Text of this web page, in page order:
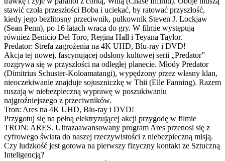
stawić czoła przeszłości Boba i uciekać, by ratować przyszłość,
kiedy jego bezlitosny przeciwnik, pułkownik Steven J. Lockjaw
(Sean Penn), po 16 latach wraca do gry. W filmie występują
również Benicio Del Toro, Regina Hall i Teyana Taylor.
Predator: Strefa zagrożenia na 4K UHD, Blu-ray i DVD!
Akcja tej nowej, fascynującej odsłony kultowej serii „Predator”
rozgrywa się w przyszłości na odległej planecie. Młody Predator
(Dimitrius Schuster-Koloamatangi), wypędzony przez własny klan,
nieoczekiwanie znajduje sojuszniczkę w Thii (Elle Fanning). Razem
ruszają w niebezpieczną wyprawę w poszukiwaniu
najgroźniejszego z przeciwników.
Tron: Ares na 4K UHD, Blu-ray i DVD!
Przygotuj się na pełną elektryzującej akcji przygodę w filmie
TRON: ARES. Ultrazaawansowany program Ares przenosi się z
cyfrowego świata do naszej rzeczywistości z niebezpieczną misją.
Czy ludzkość jest gotowa na pierwszy fizyczny kontakt ze Sztuczną
Inteligencją?